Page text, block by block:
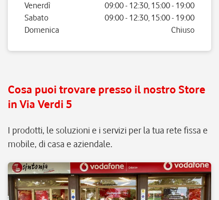
Venerdì 09:00- 12:30, 15:00- 19:00
Sabato
09:00- 12:30, 15:00- 19:00
Domenica
Chiuso
Cosa puoi trovare presso il nostro Store
in Via Verdi 5
I prodotti, le soluzioni e i servizi per la tua rete fissa e
mobile, di casa e aziendale.